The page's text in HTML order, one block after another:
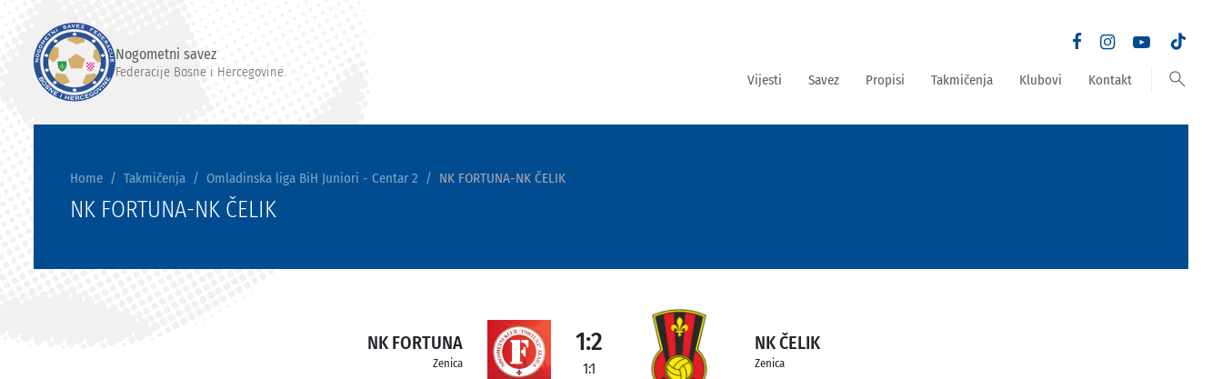
Nogometni savez
Federacije Bosne i Hercegovine Vijesti Savez Propisi Takmičenja Klubovi Kontakt search
Home Takmičenja Omladinska liga BiH Juniori - Centar 2 NK FORTUNA-NK ČELIK
NK FORTUNA-NK ČELIK
NK FORTUNA
Zenica
1:2
1:1
NK ČELIK
Zenica